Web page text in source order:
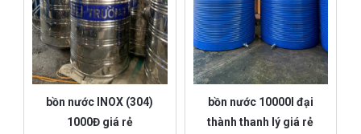
bồn nước INOX (304)
1000Đ giá rẻ
bồn nước 10000l đại
thành thanh lý giá rẻ